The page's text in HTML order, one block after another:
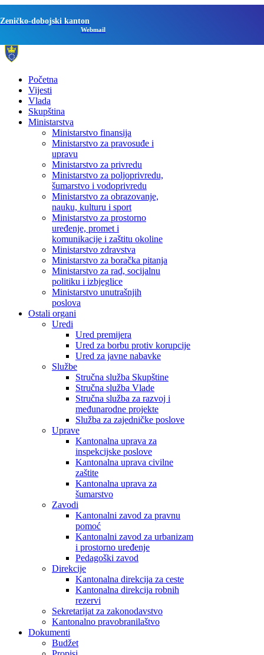
Zeničko-dobojski kanton
Webmail
Početna
Vijesti
Vlada
Skupština
Ministarstva
Ministarstvo finansija
Ministarstvo za pravosuđe i
upravu
Ministarstvo za privredu
Ministarstvo za poljoprivredu,
šumarstvo i vodoprivredu
Ministarstvo za obrazovanje,
nauku, kulturu i sport
Ministarstvo za prostorno
uređenje, promet i
komunikacije i zaštitu okoline
Ministarstvo zdravstva
Ministarstvo za boračka pitanja
Ministarstvo za rad, socijalnu
politiku i izbjeglice
Ministarstvo unutrašnjih
poslova
Ostali organi
Uredi
Ured premijera
Ured za borbu protiv korupcije
Ured za javne nabavke
Službe
Stručna služba Skupštine
Stručna služba Vlade
Stručna služba za razvoj i
međunarodne projekte
Služba za zajedničke poslove
Uprave
Kantonalna uprava za
inspekcijske poslove
Kantonalna uprava civilne
zaštite
Kantonalna uprava za
šumarstvo
Zavodi
Kantonalni zavod za pravnu
pomoć
Kantonalni zavod za urbanizam
i prostorno uređenje
Pedagoški zavod
Direkcije
Kantonalna direkcija za ceste
Kantonalna direkcija robnih
rezervi
Sekretarijat za zakonodavstvo
Kantonalno pravobranilaštvo
Dokumenti
Budžet